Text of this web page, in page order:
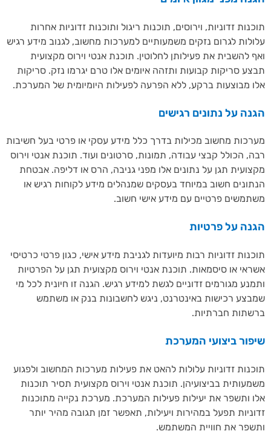
זדוניות, וירוסים, תוכנות ריגול ותוכנות זדוניות אחרות
לגרום נזקים משמעותיים למערכות מחשוב, לגנוב מידע רגיש
להשבית את פעילותן לחלוטין. תוכנת אנטי וירוס מקצועית
סריקות קבועות ותזהה איומים אלו טרם יגרמו נזק. סריקות
מבוצעות ברקע, ללא הפרעה לפעילות היומיומית של המערכת.
על נתונים רגישים
מחשוב מכילות בדרך כלל מידע עסקי או פרטי בעל חשיבות
הכולל קבצי עבודה, תמונות, סרטונים ועוד. תוכנת אנטי וירוס
תגן על נתונים אלו מפני גניבה, הרס או דליפה. אבטחת
חשוב במיוחד בעסקים שמנהלים מידע לקוחות רגיש או
פרטיים עם מידע אישי חשוב.
על פרטיות
זדוניות רבות מיועדות לגניבת מידע אישי, כגון פרטי כרטיסי
או סיסמאות. תוכנת אנטי וירוס מקצועית תגן על הפרטיות
מגורמים זדוניים לגשת למידע רגיש. הגנה זו חיונית לכל מי
רכישות באינטרנט, ניגש לחשבונות בנק או משתמש
חברתיות.
ביצועי המערכת
זדוניות עלולות להאט את פעילות מערכות המחשוב ולפגוע
בביצועיהן. תוכנת אנטי וירוס מקצועית תסיר תוכנות
ותשפר את יעילות פעילות המערכת. מערכת נקייה מתוכנות
תפעל במהירות ויעילות, תאפשר זמן תגובה מהיר יותר
את חוויית המשתמש.